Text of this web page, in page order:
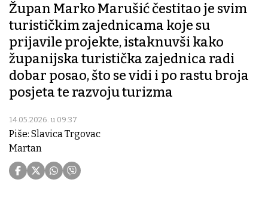
Župan Marko Marušić čestitao je svim
turističkim zajednicama koje su
prijavile projekte, istaknuvši kako
županijska turistička zajednica radi
dobar posao, što se vidi i po rastu broja
posjeta te razvoju turizma
14.05.2026. u 09:37
Piše: Slavica Trgovac
Martan